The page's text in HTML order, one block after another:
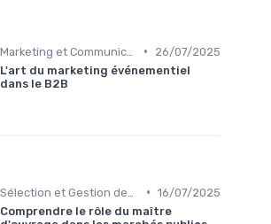
•
26/07/2025
L'art du marketing événementiel
dans le B2B
• 16/07/2025
Comprendre le rôle du maître